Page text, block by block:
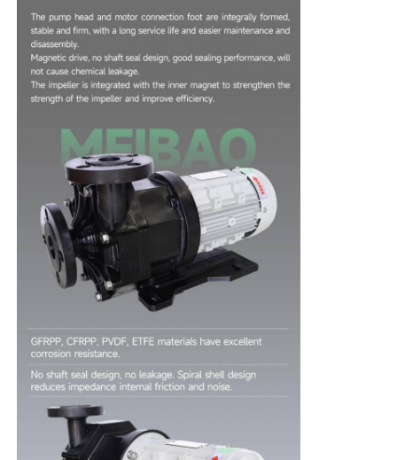
동영상
공장 투어
품질 관리
연락처
뉴스
모든 케이스
견적 요청